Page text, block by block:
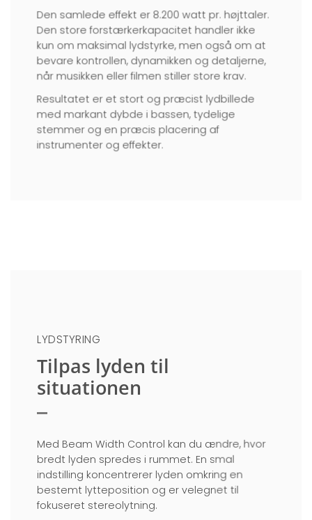
Den samlede effekt er 8.200 watt pr. højttaler.
Den store forstærkerkapacitet handler ikke
kun om maksimal lydstyrke, men også om at
bevare kontrollen, dynamikken og detaljerne,
når musikken eller filmen stiller store krav.
Resultatet er et stort og præcist lydbillede
med markant dybde i bassen, tydelige
stemmer og en præcis placering af
instrumenter og effekter.
LYDSTYRING
Tilpas lyden til
situationen
Med Beam Width Control kan du ændre, hvor
bredt lyden spredes i rummet. En smal
indstilling koncentrerer lyden omkring en
bestemt lytteposition og er velegnet til
fokuseret stereolytning.